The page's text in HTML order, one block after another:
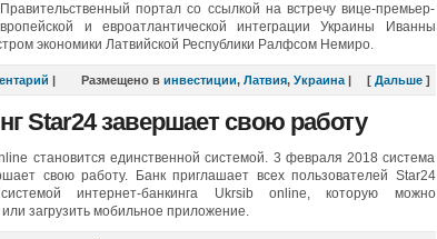
портал со ссылкой на встречу вице-премьер-
и евроатлантической интеграции Украины Иванны
экономики Латвийской Республики Ралфсом Немиро.
[Дальше ]
| Размещено в инвестиции, Латвия, Украина|
Star24 завершает свою работу
становится единственной системой. 3 февраля 2018 система
свою работу. Банк приглашает всех пользователей Star24
интернет-банкинга Ukrsib online, которую можно
загрузить мобильное приложение.